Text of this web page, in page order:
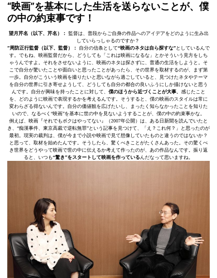
“映画”を基本にした生活を送らないことが、僕
の中の約束事です！
望月芹名（以下、芹名）：
監督は、普段からご自身の作品へのアイデアをどのように生み出
していらっしゃるのですか？
”周防正行監督（以下、監督）：
自分の信条として“映画のネタは自ら探すな”としているんで
す。でもね、映画監督だから、どうしても「これは映画になるな」とかそういう見方をしち
ゃうんですよ。それをさせないように、映画のネタは探さずに、普通の生活をしようと。そ
こで自分が驚いたことや面白いと思ったことがあったら、その世界を取材するのが、まず第
一歩。自分がこういう映画を撮りたいと思いながら過ごしていると、見つけたネタやテーマ
を自分の世界に引き寄せようして、どうしても自分の都合の良いふうにしか描けないと思う
んです。自分が興味を持ったことに対して、 僕のほうから近づくことが大事 。感じたこと
を、どのように映画で表現するかを考えるんです。そうすると、僕の映画のスタイルは常に
変わらざる得ないんです。自分の価値観を広げたいし、まったく知らなかったことを知りた
いので、なるべく“映画”を基本に世の中を見ないようすることが、僕の中の約束事かな。
例えば、映画『それでもボクはやってない』（2007年公開）は、ある日新聞を読んでいたと
き、“痴漢事件、東京高裁で逆転無罪”という記事を見つけて、「え？これ何？」と思ったのが
最初。現実の裁判は、僕が今まで小説や映画で見て想像していたものと違うのではないか？
と思って、取材を始めたんです。そうしたら、驚くべきことがたくさんあった。その驚くべ
き世界をどうやって映画で世の中に伝えるか考えて作ったのが、あの作品なんです。振り返
ると、いつも“驚き”をスタートして映画を作っているんだなって思いますね。